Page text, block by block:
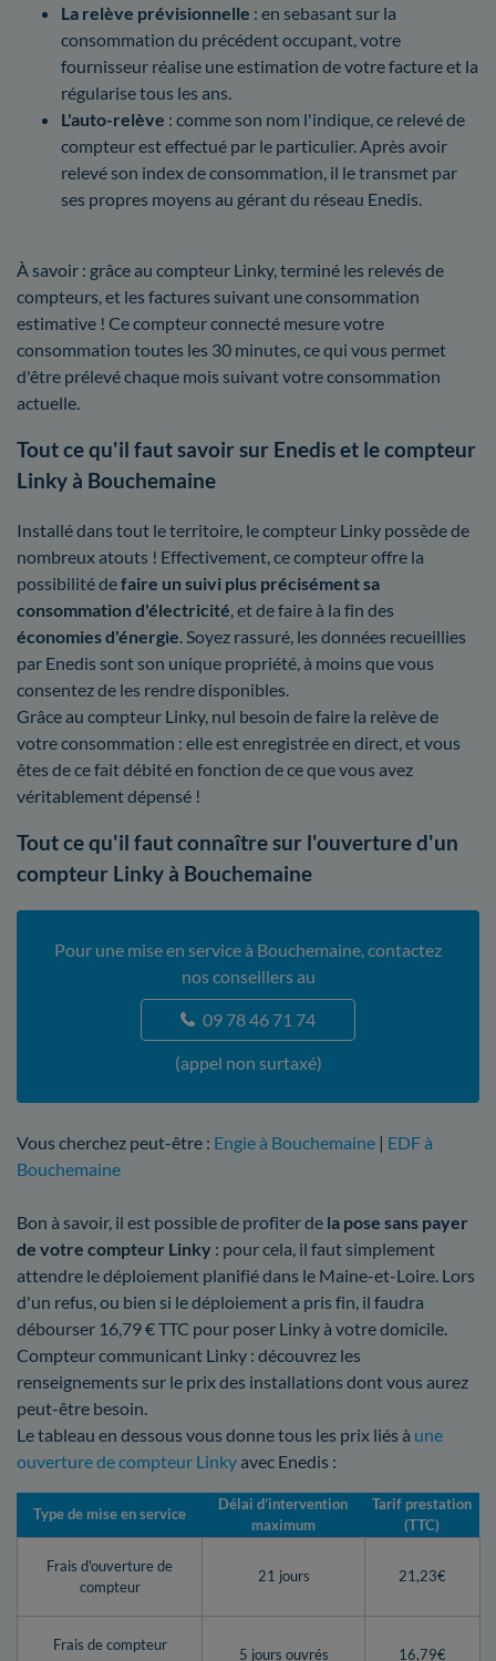
La relève prévisionnelle : en sebasant sur la
consommation du précédent occupant, votre
fournisseur réalise une estimation de votre facture et la
régularise tous les ans.
L'auto-relève : comme son nom l'indique, ce relevé de
compteur est effectué par le particulier. Après avoir
relevé son index de consommation, il le transmet par
ses propres moyens au gérant du réseau Enedis.
À savoir : grâce au compteur Linky, terminé les relevés de
compteurs, et les factures suivant une consommation
estimative ! Ce compteur connecté mesure votre
consommation toutes les 30 minutes, ce qui vous permet
d'être prélevé chaque mois suivant votre consommation
actuelle.
Tout ce qu'il faut savoir sur Enedis et le compteur
Linky à Bouchemaine
Installé dans tout le territoire, le compteur Linky possède de
nombreux atouts ! Effectivement, ce compteur offre la
possibilité defaire un suivi plus précisément sa
consommation d'électricité , et de faire à la fin des
économies d'énergie . Soyez rassuré, les données recueillies
par Enedis sont son unique propriété, à moins que vous
consentez de les rendre disponibles.
Grâce au compteur Linky, nul besoin de faire la relève de
votre consommation : elle est enregistrée en direct, et vous
êtes de ce fait débité en fonction de ce que vous avez
véritablement dépensé !
Tout ce qu'il faut connaître sur l'ouverture d'un
compteur Linky à Bouchemaine
Pour une mise en service à Bouchemaine, contactez
nos conseillers au
09 78 46 71 74
(appel non surtaxé)
Vous cherchez peut-être : Engie à Bouchemaine | EDF à
Bouchemaine
Bon à savoir, il est possible de profiter de la pose sans payer
de votre compteur Linky : pour cela, il faut simplement
attendre le déploiement planifié dans le Maine-et-Loire. Lors
d'un refus, ou bien si le déploiement a pris fin, il faudra
débourser 16,79 € TTC pour poser Linky à votre domicile.
Compteur communicant Linky : découvrez les
renseignements sur le prix des installations dont vous aurez
peut-être besoin.
Le tableau en dessous vous donne tous les prix liés à une
ouverture de compteur Linkyavec Enedis :
Type de mise en service
Délai d’intervention
maximum
Tarif prestation
(TTC)
Frais d'ouverture de
compteur
21 jours 21,23€
Frais de compteur
5 jours ouvrés 16,79€